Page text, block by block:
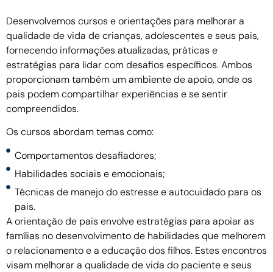
Desenvolvemos cursos e orientações para melhorar a
qualidade de vida de crianças, adolescentes e seus pais,
fornecendo informações atualizadas, práticas e
estratégias para lidar com desafios específicos. Ambos
proporcionam também um ambiente de apoio, onde os
pais podem compartilhar experiências e se sentir
compreendidos.
Os cursos abordam temas como:
Comportamentos desafiadores;
Habilidades sociais e emocionais;
Técnicas de manejo do estresse e autocuidado para os
pais.
A orientação de pais envolve estratégias para apoiar as
famílias no desenvolvimento de habilidades que melhorem
o relacionamento e a educação dos filhos. Estes encontros
visam melhorar a qualidade de vida do paciente e seus